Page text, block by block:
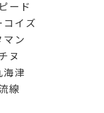
ード
コイズ
ン
ヌ
海津
線